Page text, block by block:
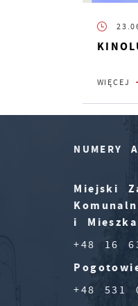
WIĘCEJ
NUMERY
Miejski
i
+48 16
+48 531